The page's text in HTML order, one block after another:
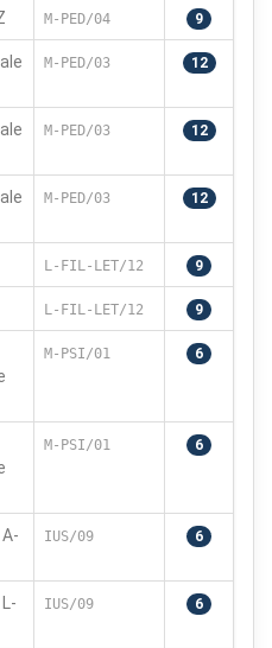
M-PED/04 9
M-PED/03 12
M-PED/03 12
M-PED/03 12
L-FIL-LET/12 9
L-FIL-LET/12 9
M-PSI/01 6
M-PSI/01 6
IUS/09 6
IUS/09 6
scelte che modificano
(es. lingua, layout).
utenti interagiscono con il
tracciare l'utente attraverso
annunci pertinenti.